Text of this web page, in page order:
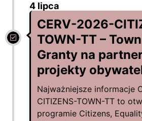
4 lipca
CERV-2026-
TOWN-TT –
Granty na
projekty
Najważniejsze informacje
CITIZENS-TOWN-TT to
programie Citizens,